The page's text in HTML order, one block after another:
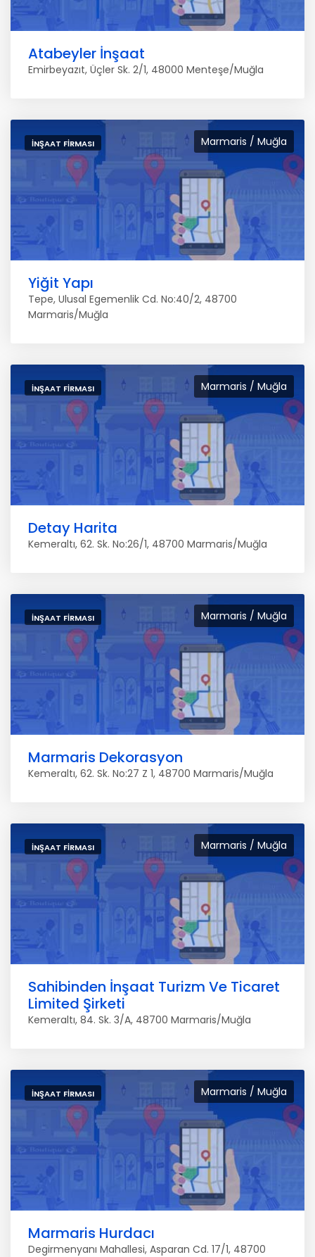
Atabeyler İnşaat
Emirbeyazıt, Üçler Sk. 2/1, 48000 Menteşe/Muğla
Marmaris / Muğla
İNŞAAT FIRMASI
Yiğit Yapı
Tepe, Ulusal Egemenlik Cd. No:40/2, 48700
Marmaris/Muğla
Marmaris / Muğla
İNŞAAT FIRMASI
Detay Harita
Kemeraltı, 62. Sk. No:26/1, 48700 Marmaris/Muğla
Marmaris / Muğla
İNŞAAT FIRMASI
Marmaris Dekorasyon
Kemeraltı, 62. Sk. No:27 Z 1, 48700 Marmaris/Muğla
Marmaris / Muğla
İNŞAAT FIRMASI
Sahibinden İnşaat Turizm Ve Ticaret
Limited Şirketi
Kemeraltı, 84. Sk. 3/A, 48700 Marmaris/Muğla
Marmaris / Muğla
İNŞAAT FIRMASI
Marmaris Hurdacı
Degirmenyanı Mahallesi, Asparan Cd. 17/1, 48700